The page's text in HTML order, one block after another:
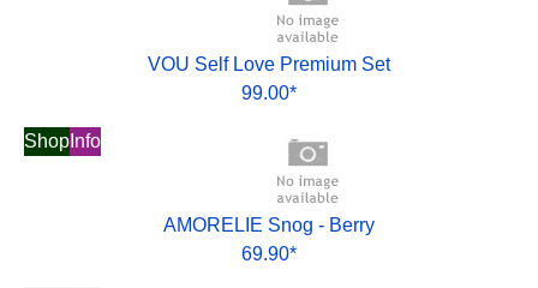
VOU Self Love Premium Set
99.00*
Shop Info
AMORELIE Snog - Berry
69.90*